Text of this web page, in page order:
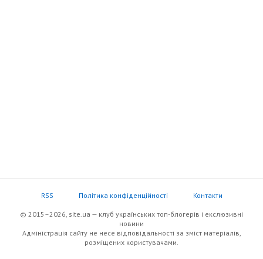
RSS Політика конфіденційності Контакти
© 2015–2026, site.ua — клуб українських топ-блогерів i екслюзивнi
новини
Адміністрація сайту не несе відповідальності за зміст матеріалів,
розміщених користувачами.